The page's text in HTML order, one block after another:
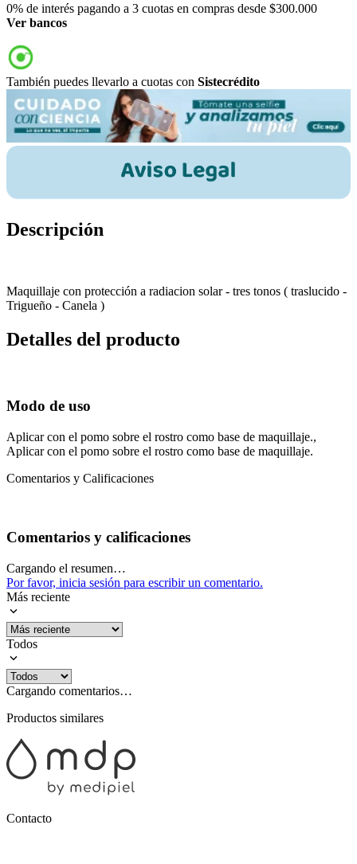
0% de interés pagando a 3 cuotas en compras desde $300.000
Ver bancos
También puedes llevarlo a cuotas con Sistecrédito
Descripción
Maquillaje con protección a radiacion solar - tres tonos ( traslucido -
Trigueño - Canela )
Detalles del producto
Modo de uso
Aplicar con el pomo sobre el rostro como base de maquillaje.,
Aplicar con el pomo sobre el rostro como base de maquillaje.
Comentarios y Calificaciones
Comentarios y calificaciones
Cargando el resumen…
Por favor, inicia sesión para escribir un comentario.
Más reciente
Todos
Cargando comentarios…
Productos similares
Contacto